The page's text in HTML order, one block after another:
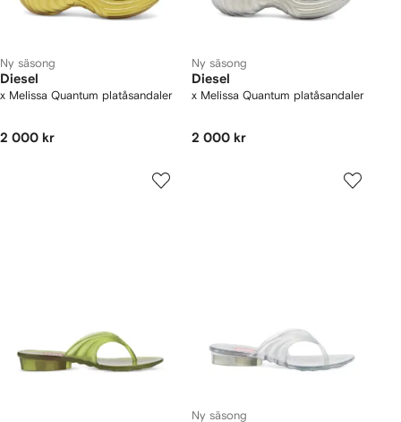
Ny säsong
Diesel
x Melissa Quantum platåsandaler
2 000 kr
Ny säsong
Diesel
x Melissa Quantum platåsandaler
2 000 kr
Ny säsong